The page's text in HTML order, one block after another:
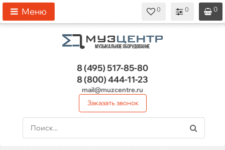
0
0
0
Меню
8 (495)517-85-80
8 (800)444-11-23
mail@muzcentre.ru
Заказать звонок